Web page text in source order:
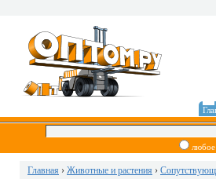
Главная › Животные и растения ›